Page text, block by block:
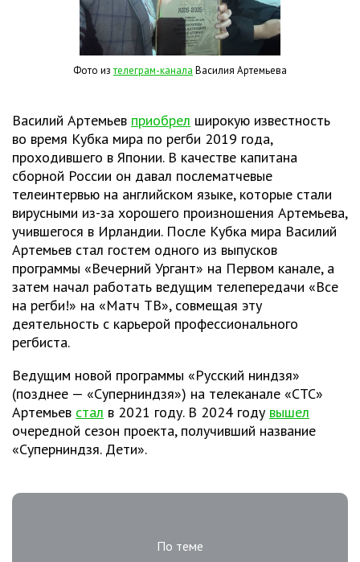
Фото изтелеграм-канала Василия Артемьева
Василий Артемьев приобрел широкую известность
во время Кубка мира по регби 2019 года,
проходившего в Японии. В качестве капитана
сборной России он давал послематчевые
телеинтервью на английском языке, которые стали
вирусными из-за хорошего произношения Артемьева,
учившегося в Ирландии. После Кубка мира Василий
Артемьев стал гостем одного из выпусков
программы «Вечерний Ургант» на Первом канале, а
затем начал работать ведущим телепередачи «Все
на регби!» на «Матч ТВ», совмещая эту
деятельность с карьерой профессионального
регбиста.
Ведущим новой программы «Русский ниндзя»
(позднее — «Суперниндзя») на телеканале «СТС»
Артемьев стал в 2021 году. В 2024 году вышел
очередной сезон проекта, получивший название
«Суперниндзя. Дети».
По теме